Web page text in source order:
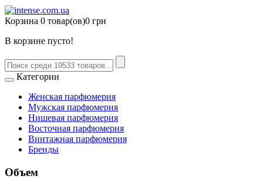
Корзина 0 товар(ов)0 грн
В корзине пусто!
Категории
Женская парфюмерия
Мужская парфюмерия
Нишевая парфюмерия
Восточная парфюмерия
Винтажная парфюмерия
Бренды
Объем